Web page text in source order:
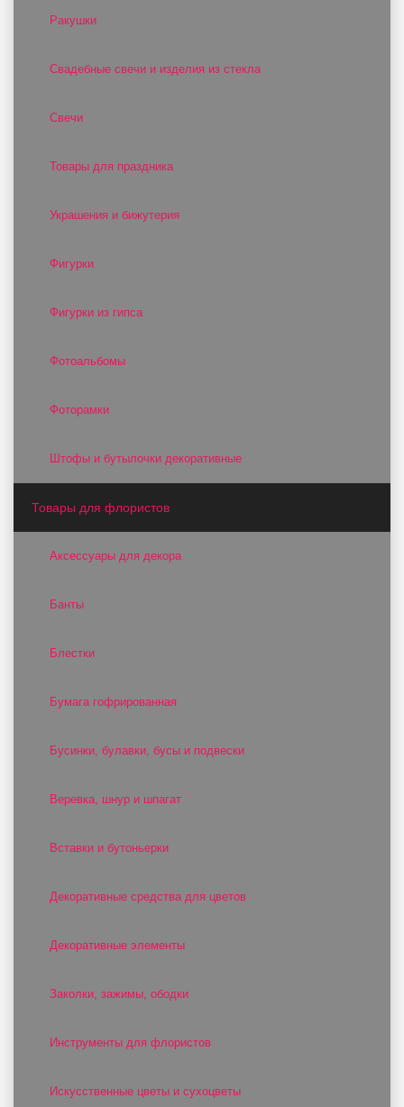
Ракушки
Свадебные свечи и изделия из стекла
Свечи
Товары для праздника
Украшения и бижутерия
Фигурки
Фигурки из гипса
Фотоальбомы
Фоторамки
Штофы и бутылочки декоративные
Товары для флористов
Аксессуары для декора
Банты
Блестки
Бумага гофрированная
Бусинки, булавки, бусы и подвески
Веревка, шнур и шпагат
Вставки и бутоньерки
Декоративные средства для цветов
Декоративные элементы
Заколки, зажимы, ободки
Инструменты для флористов
Искусственные цветы и сухоцветы